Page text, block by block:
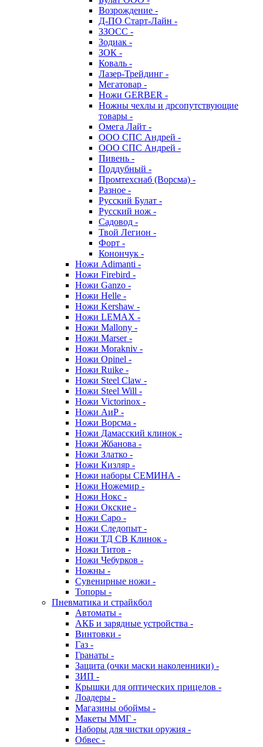
Возрождение -
Д-ПО Старт-Лайн -
ЗЗОСС -
Зодиак -
ЗОК -
Коваль -
Лазер-Трейдинг -
Мегатовар -
Ножи GERBER -
Ножны чехлы и дрсопутствующие
товары -
Омега Лайт -
ООО СПС Андрей -
ООО СПС Андрей -
Пивень -
Поддубный -
Промтехснаб (Ворсма) -
Разное -
Русский Булат -
Русский нож -
Садовод -
Твой Легион -
Форт -
Конончук -
Ножи Adimanti -
Ножи Firebird -
Ножи Ganzo -
Ножи Helle -
Ножи Kershaw -
Ножи LEMAX -
Ножи Mallony -
Ножи Marser -
Ножи Morakniv -
Ножи Opinel -
Ножи Ruike -
Ножи Steel Claw -
Ножи Steel Will -
Ножи Victorinox -
Ножи АиР -
Ножи Ворсма -
Ножи Дамасский клинок -
Ножи Жбанова -
Ножи Златко -
Ножи Кизляр -
Ножи наборы СЕМИНА -
Ножи Ножемир -
Ножи Нокс -
Ножи Окские -
Ножи Саро -
Ножи Следопыт -
Ножи ТД СВ Клинок -
Ножи Титов -
Ножи Чебурков -
Ножны -
Сувенирные ножи -
Топоры -
Пневматика и страйкбол
Автоматы -
АКБ и зарядные устройства -
Винтовки -
Газ -
Гранаты -
Защита (очки маски наколенники) -
ЗИП -
Крышки для оптических прицелов -
Лоадеры -
Магазины обоймы -
Макеты ММГ -
Наборы для чистки оружия -
Обвес -